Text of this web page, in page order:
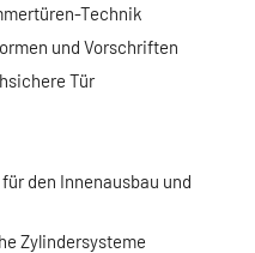
Technik
und Vorschriften
Tür
den Innenausbau und
Zylindersysteme